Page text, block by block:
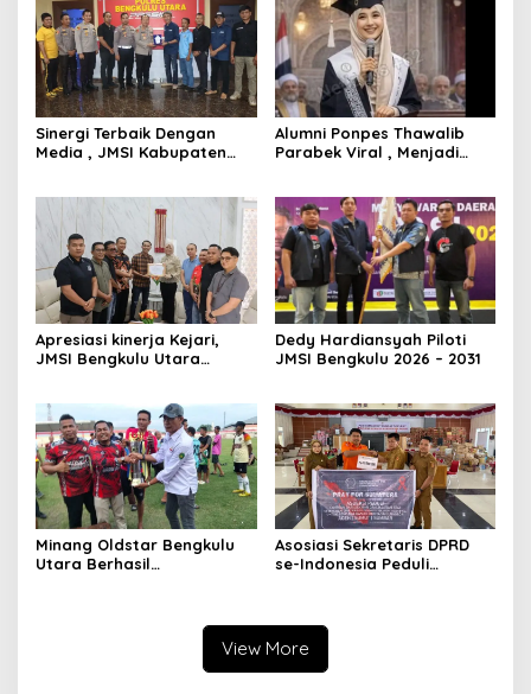
Sinergi Terbaik Dengan
Media , JMSI Kabupaten
Kepada Kapolres Bengkulu
Utara
Alumni Ponpes Thawalib
Parabek Viral , Menjadi
Prestasi
Apresiasi kinerja Kejari,
JMSI Bengkulu Utara
Dedy Hardiansyah Piloti
JMSI Bengkulu 2026 – 2031
Minang Oldstar Bengkulu
Utara Berhasil
Asosiasi Sekretaris DPRD
se-Indonesia Peduli
View More